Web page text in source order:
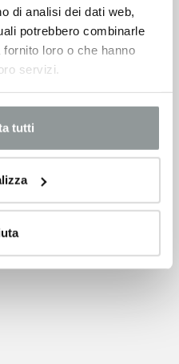
di analisi dei dati web,
potrebbero combinarle
loro o che hanno
servizi.
tutti